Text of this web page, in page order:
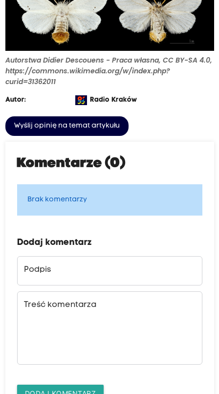
Autorstwa Didier Descouens - Praca własna, CC BY-SA 4.0,
https://commons.wikimedia.org/w/index.php?
curid=31362011
Autor: Radio Kraków
Wyślij opinię na temat artykułu
Komentarze (0)
Brak komentarzy
Dodaj komentarz
Podpis
Treść komentarza